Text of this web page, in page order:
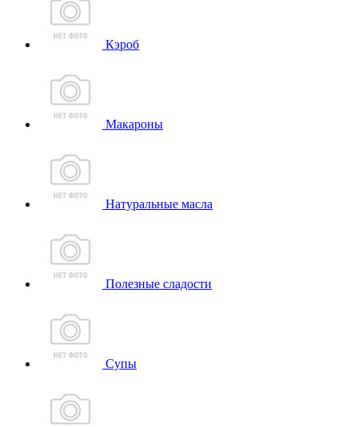
Кэроб
Макароны
Натуральные масла
Полезные сладости
Супы